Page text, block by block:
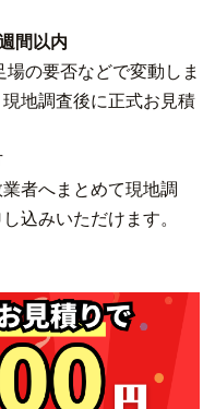
間以内
の要否などで変動しま
地調査後に正式お見積
者へまとめて現地調
込みいただけます。